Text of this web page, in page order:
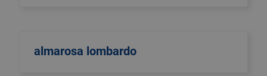
almarosa lombardo